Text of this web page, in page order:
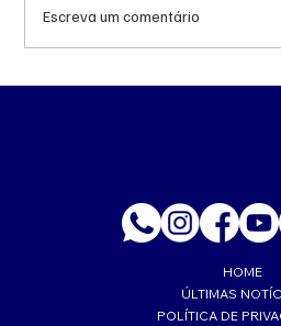
Escreva um comentário
HOME
ÚLTIMAS
POLÍTICA DE